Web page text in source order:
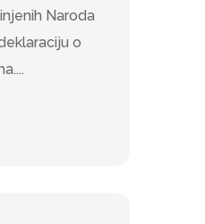
Naroda
o